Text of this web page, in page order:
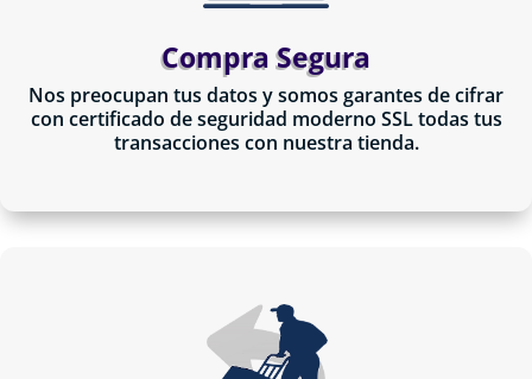
Compra Segura
Nos preocupan tus datos y somos garantes de cifrar
con certificado de seguridad moderno SSL todas tus
transacciones con nuestra tienda.